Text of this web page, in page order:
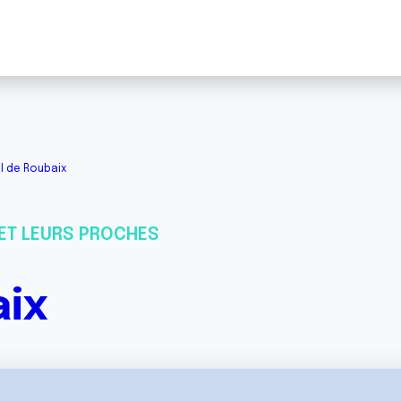
de Roubaix
LEURS PROCHES